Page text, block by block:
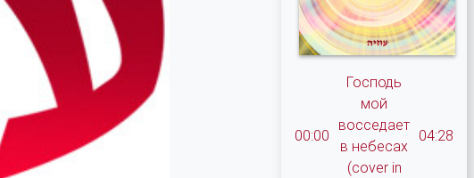
00:00
Господь
мой
восседает
в небесах
(cover in
04:28